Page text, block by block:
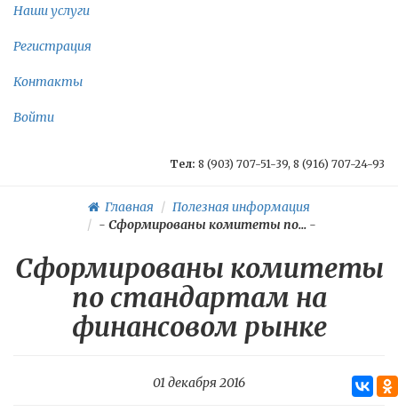
Наши услуги
Регистрация
Контакты
Войти
Тел: 8 (903) 707-51-39, 8 (916) 707-24-93
Главная
Полезная информация
- Сформированы комитеты по...-
Сформированы комитеты
по стандартам на
финансовом рынке
01 декабря 2016